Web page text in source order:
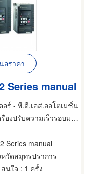
อราคา
Series manual
อร์ - พี.ดี.เอส.ออโตเมชั่น
ร็วรอบมอเตอร์ไฟฟ้า,ซ่อมมอเตอร์ไฟฟ้า
Series manual
หวัดสมุทรปราการ
สนใจ : 1 ครั้ง